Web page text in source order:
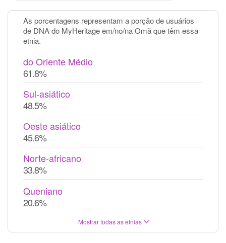
As porcentagens representam a porção de usuários
de DNA do MyHeritage em/no/na Omã que têm essa
etnia.
do Oriente Médio
61.8%
Sul-asiático
48.5%
Oeste asiático
45.6%
Norte-africano
33.8%
Queniano
20.6%
Mostrar todas as etnias